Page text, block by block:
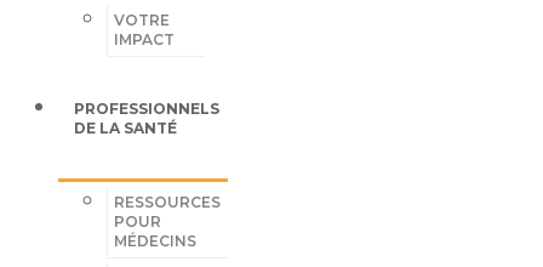
VOTRE
IMPACT
PROFESSIONNELS
DE LA SANTÉ
RESSOURCES
POUR
MÉDECINS